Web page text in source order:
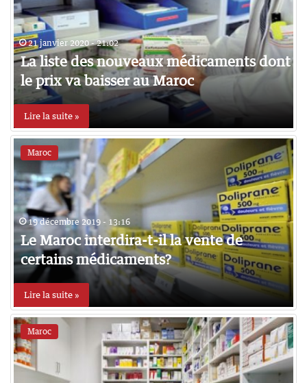
21 janvier 2020 - 21:02
La liste des nouveaux médicaments dont
le prix va baisser au Maroc
Lire la suite »
Maroc
19 décembre 2019 - 13:16
Le Maroc interdira-t-il la vente de
certains médicaments?
Lire la suite »
Maroc